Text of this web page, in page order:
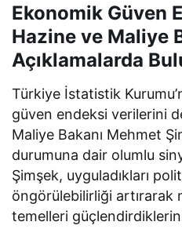
Ekonomik Güven
Hazine ve Maliye
Açıklamalarda
Türkiye İstatistik
güven endeksi verilerini
Maliye Bakanı Mehmet
durumuna dair olumlu
Şimşek, uyguladıkları
öngörülebilirliği artırarak
temelleri